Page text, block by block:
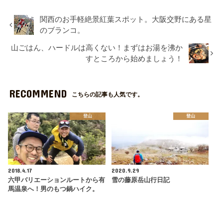
関西のお手軽絶景紅葉スポット。大阪交野にある星
のブランコ。
山ごはん、ハードルは高くない！まずはお湯を沸か
すところから始めましょう！
RECOMMEND こちらの記事も人気です。
登山
2018.4.17
六甲バリエーションルートから有
馬温泉へ！男のもつ鍋ハイク。
登山
2020.9.29
雪の藤原岳山行日記